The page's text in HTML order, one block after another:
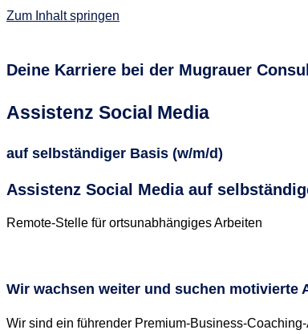
Zum Inhalt springen
Deine Karriere bei der Mugrauer
Assistenz Social Media
auf selbständiger Basis (w/m/d)
Assistenz Social Media auf
Remote-Stelle für ortsunabhängiges Arbeiten
Wir wachsen weiter und suchen motivierte
Wir sind ein führender Premium-Business-